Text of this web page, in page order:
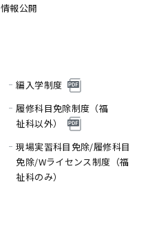
情報公開
編入学制度
履修科目免除制度（福
祉科以外）
現場実習科目免除/履修科目
免除/Wライセンス制度（福
祉科のみ）